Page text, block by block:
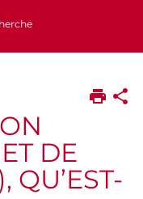
DE
QU’EST-